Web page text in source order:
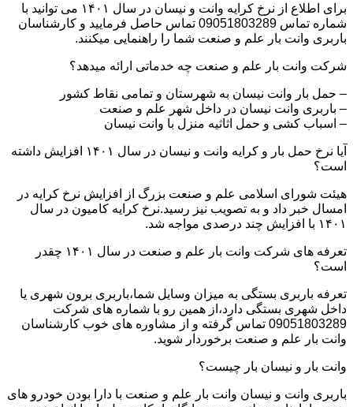
برای اطلاع از نرخ کرایه وانت و نیسان در سال ۱۴۰۱ می توانید با
شماره تماس 09051803289 تماس حاصل فرمایید و کارشناسان
باربری وانت بار علم و صنعت شما را راهنمایی میکنند.
شرکت وانت بار علم و صنعت چه خدماتی ارائه میدهد؟
– حمل بار وانت نیسان به شهرستان و تمامی نقاط کشور
– باربری وانت نیسان در داخل شهر علم و صنعت
– اسباب کشی و حمل اثاثیه منزل با وانت نیسان
آیا نرخ حمل بار و کرایه وانت و نیسان در سال ۱۴۰۱ افزایش داشته
است؟
هیئت شورای اسلامی علم و صنعت بزرگ از افزایش نرخ کرایه در
امسال خبر داد و به تصویب نیز رسید.نرخ کرایه کامیون در سال
۱۴۰۱ با افزایش چند درصدی مواجه شد.
تعرفه های شرکت وانت بار علم و صنعت در سال ۱۴۰۱ چقدر
است؟
تعرفه باربری بستگی به میزان وسایل شما،باربری برون شهری یا
داخل شهری بستگی دارد،از همین رو با شماره های شرکت
09051803289 تماس گرفته و از مشاوره های خوب کارشناسان
وانت بار علم و صنعت برخوردار شوید.
وانت بار و نیسان بار چیست؟
باربری وانت و نیسان وانت بار علم و صنعت با دارا بودن خودرو های